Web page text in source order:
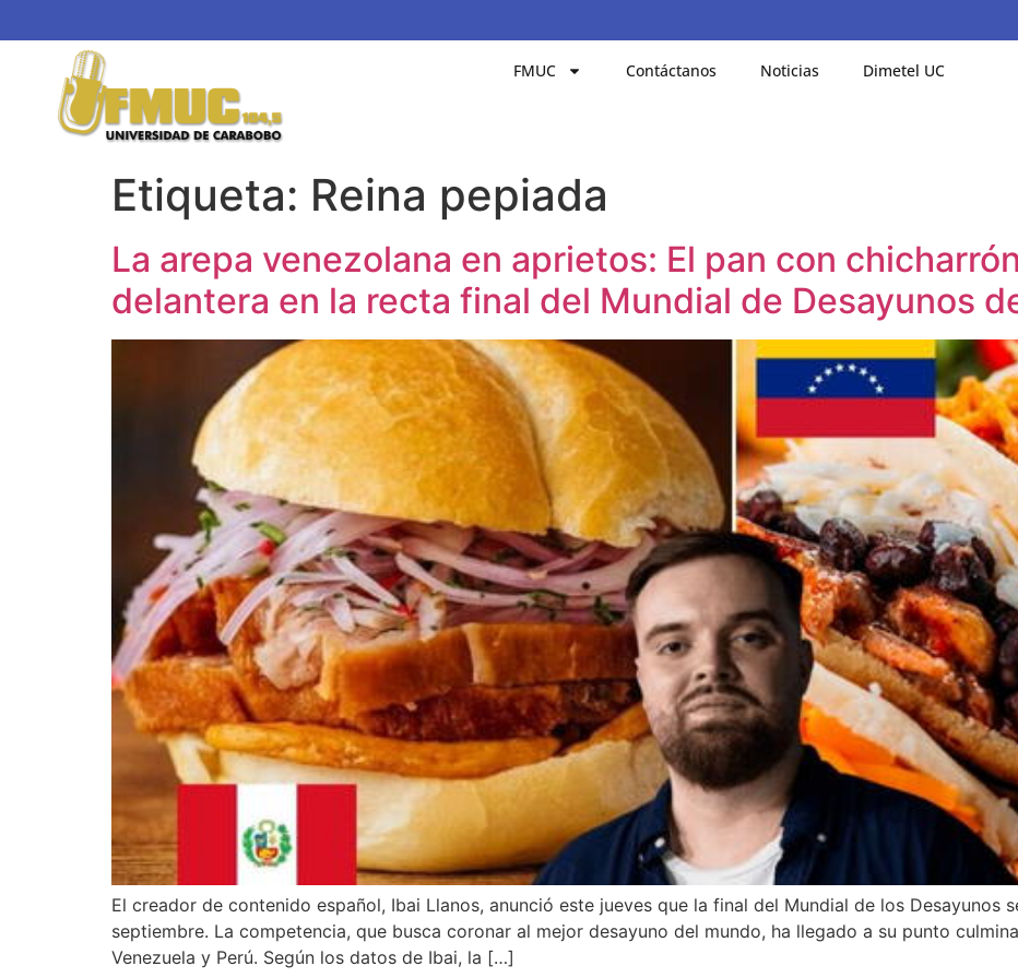
FMUC Contáctanos Noticias Dimetel UC
Etiqueta: Reina pepiada
La arepa venezolana en aprietos: El pan con
delantera en la recta final del Mundial de Desayunos
El creador de contenido español, Ibai Llanos, anunció este jueves que la final del Mundial de los Desayunos
septiembre. La competencia, que busca coronar al mejor desayuno del mundo, ha llegado a su punto
Venezuela y Perú. Según los datos de Ibai, la […]